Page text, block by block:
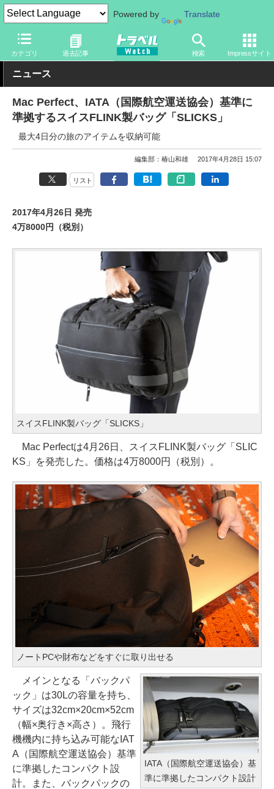
Powered by Translate
カテゴリ 過去記事 検索 Impressサイト
トラベル Watch 旅のアイテム 旅行グッズ バッグ
ニュース
Mac Perfect、IATA（国際航空運送協会）基準に
準拠するスイスFLINK製バッグ「SLICKS」
最大4日分の旅のアイテムを収納可能
編集部：椿山和雄 2017年4月28日 15:07
リスト
2017年4月26日 発売
4万8000円（税別）
スイスFLINK製バッグ「SLICKS」
Mac Perfectは4月26日、スイスFLINK製バッグ「SLIC
KS」を発売した。価格は4万8000円（税別）。
ノートPCや財布などをすぐに取り出せる
IATA（国際航空運送協会）基
準に準拠したコンパクト設計
メインとなる「バックパ
ック」は30Lの容量を持ち、
サイズは32cm×20cm×52cm
（幅×奥行き×高さ）。飛行
機機内に持ち込み可能なIAT
A（国際航空運送協会）基準
に準拠したコンパクト設
計。また、バックパックの